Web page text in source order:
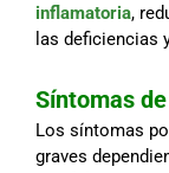
inflamatoria,
las deficiencias
Síntomas
Los síntomas
graves